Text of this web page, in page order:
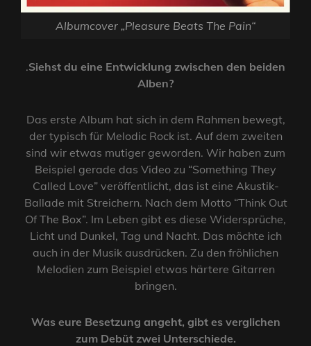
Albumcover „Pleasure Beats The Pain“
.Siehst du eine Entwicklung zwischen den beiden
Alben?
Das erste Album hat sich in dem Rahmen bewegt,
der typisch für Melodic Rock ist. Auf dem zweiten
sind wir etwas mutiger geworden. Wir haben zum
Beispiel gerade das Video zu “Something They
Called Love” veröffentlicht, das ist eine Akustik-
Ballade mit Streichern. Nach dem Motto “Think Out
Of The Box”. Im Leben gibt es diese Widersprüche,
Licht und Dunkel, Tag und Nacht. Das möchte ich
auch in der Musik ausdrücken. Zu den fröhlichen
Melodien zum Beispiel etwas härtere Gitarren
bringen.
Was eure Besetzung angeht, gibt es verglichen
zum Debüt zwei Unterschiede.